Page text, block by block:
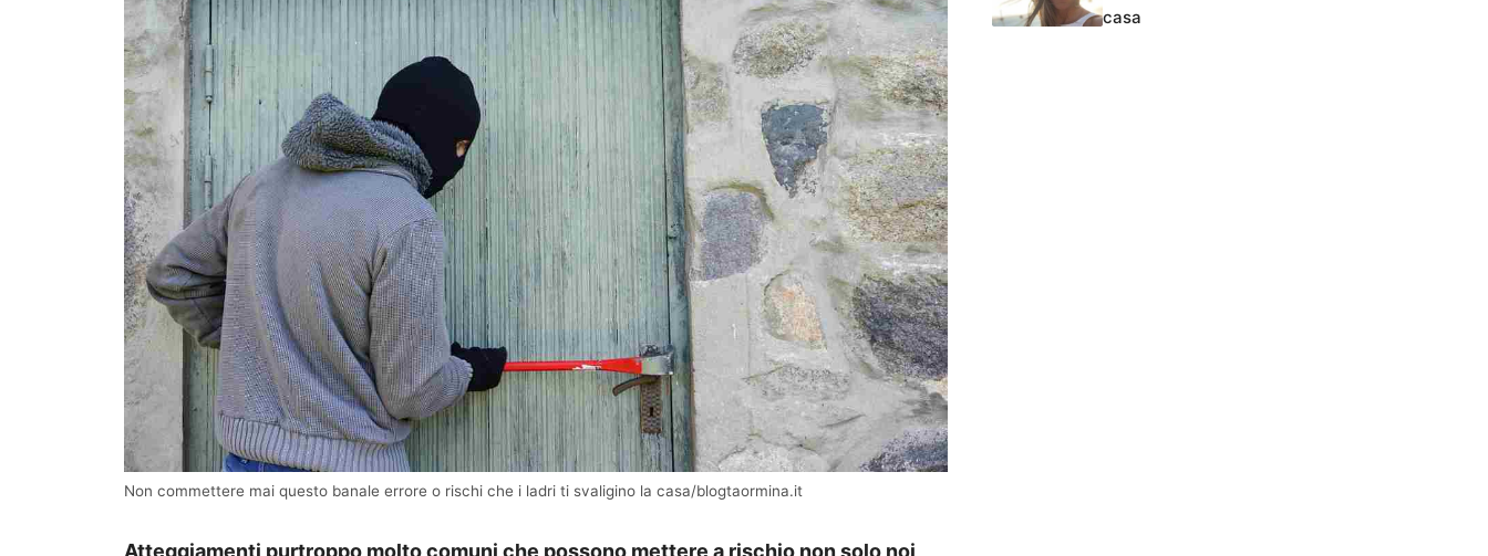
Non commettere mai questo banale errore o rischi che i ladri ti svaligino la casa/blogtaormina.it
Atteggiamenti purtroppo molto comuni che possono mettere a rischio non solo noi
casa